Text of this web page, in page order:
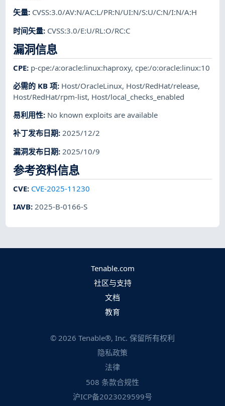
矢量: CVSS:3.0/AV:N/AC:L/PR:N/UI:N/S:U/C:N/I:N/A:H
时间矢量: CVSS:3.0/E:U/RL:O/RC:C
漏洞信息
CPE: p-cpe:/a:oracle:linux:haproxy,cpe:/o:oracle:linux:10
必需的 KB 项: Host/OracleLinux, Host/RedHat/release,
Host/RedHat/rpm-list, Host/local_checks_enabled
易利用性: No known exploits are available
补丁发布日期:2025/12/2
漏洞发布日期: 2025/10/9
参考资料信息
CVE: CVE-2025-11230
IAVB: 2025-B-0166-S
Tenable.com
社区与支持
文档
教育
© 2026 Tenable®, Inc. 保留所有权利
隐私政策
法律
508 条款合规性
沪ICP备2023029599号